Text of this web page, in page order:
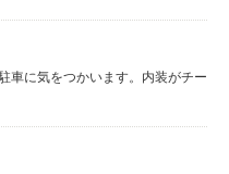
車に気をつかいます。内装がチー